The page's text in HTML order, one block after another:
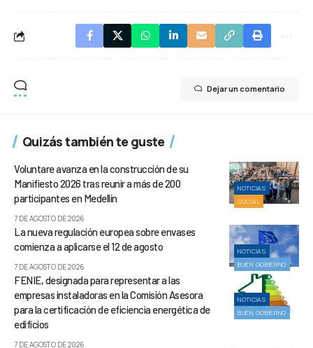
Dejar un comentario
Quizás también te guste
NOTICIAS
SOCIAL
Voluntare avanza en la construcción de su
Manifiesto 2026 tras reunir a más de 200
participantes en Medellín
7 DE AGOSTO DE 2026
NOTICIAS
BUEN GOBIERNO
La nueva regulación europea sobre envases
comienza a aplicarse el 12 de agosto
7 DE AGOSTO DE 2026
NOTICIAS
BUEN GOBIERNO
FENIE, designada para representar a las
empresas instaladoras en la Comisión Asesora
para la certificación de eficiencia energética de
edificios
7 DE AGOSTO DE 2026